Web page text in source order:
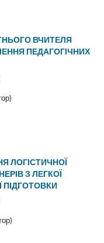
ВЧИТЕЛЯ
ПЕДАГОГІЧНИХ
ЛОГІСТИЧНОЇ
З ЛЕГКОЇ
ПІДГОТОВКИ